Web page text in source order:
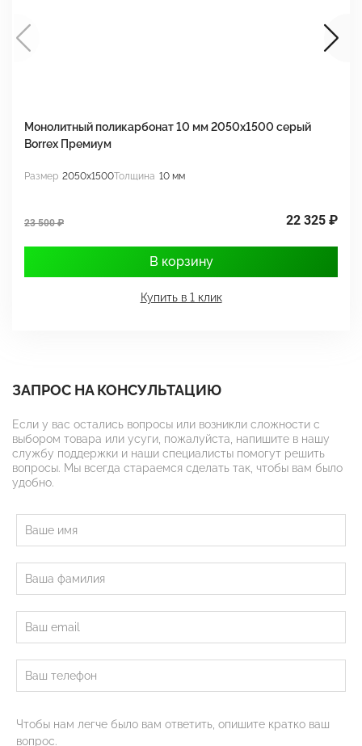
Монолитный поликарбонат 10 мм 2050х1500 серый
Borrex Премиум
Размер 2050x1500Толщина 10 мм
23 500 ₽ 22 325 ₽
В корзину
Купить в 1 клик
ЗАПРОС НА КОНСУЛЬТАЦИЮ
Если у вас остались вопросы или возникли сложности с
выбором товара или усуги, пожалуйста, напишите в нашу
службу поддержки и наши специалисты помогут решить
вопросы. Мы всегда стараемся сделать так, чтобы вам было
удобно.
Чтобы нам легче было вам ответить, опишите кратко ваш
вопрос.